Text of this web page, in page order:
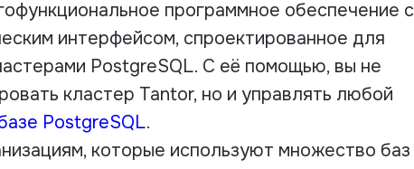
программное обеспечение с
интерфейсом, спроектированное для
PostgreSQL. С её помощью, вы не
кластер Tantor, но и управлять любой
PostgreSQL.
которые используют множество баз